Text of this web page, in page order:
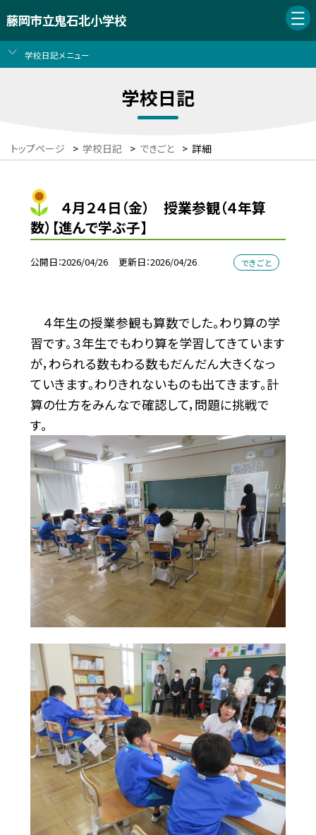
藤岡市立鬼石北小学校
学校日記メニュー
学校日記
トップページ > 学校日記 > できごと > 詳細
４月２４日（金） 授業参観（４年算
数）【進んで学ぶ子】
公開日 2026/04/26 更新日 2026/04/26 できごと
４年生の授業参観も算数でした。わり算の学
習です。３年生でもわり算を学習してきています
が，わられる数もわる数もだんだん大きくなっ
ていきます。わりきれないものも出てきます。計
算の仕方をみんなで確認して，問題に挑戦で
す。